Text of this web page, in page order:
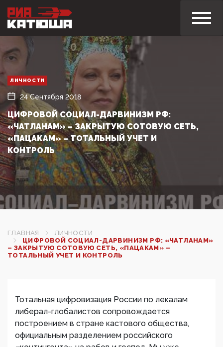
ЛИЧНОСТИ
24 Сентября 2018
ЦИФРОВОЙ СОЦИАЛ-ДАРВИНИЗМ РФ:
«ЧАТЛАНАМ» – ЗАКРЫТУЮ СОТОВУЮ СЕТЬ,
«ПАЦАКАМ» – ТОТАЛЬНЫЙ УЧЕТ И
КОНТРОЛЬ
ГЛАВНАЯ
ЛИЧНОСТИ
ЦИФРОВОЙ СОЦИАЛ-ДАРВИНИЗМ РФ: «ЧАТЛАНАМ»
– ЗАКРЫТУЮ СОТОВУЮ СЕТЬ, «ПАЦАКАМ» –
ТОТАЛЬНЫЙ УЧЕТ И КОНТРОЛЬ
Тотальная цифровизация России по лекалам
либерал-глобалистов сопровождается
построением в стране кастового общества,
официальным разделением российского